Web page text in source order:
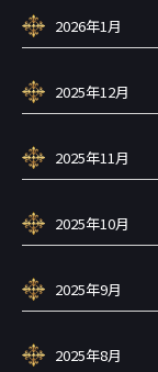
2026年1月
2025年12月
2025年11月
2025年10月
2025年9月
2025年8月